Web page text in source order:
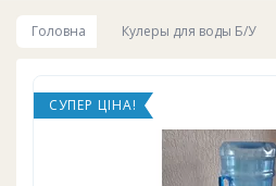
Головна Кулеры для воды Б/У
СУПЕР ЦІНА!